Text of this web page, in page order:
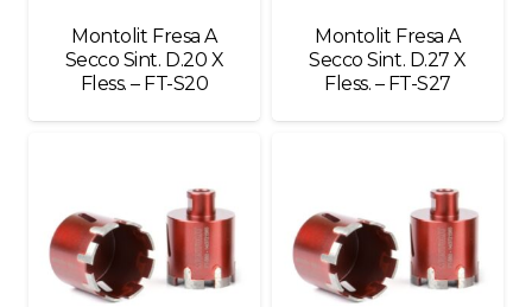
Montolit Fresa A
Secco Sint. D.20 X
Fless. – FT-S20
Montolit Fresa A
Secco Sint. D.27 X
Fless. – FT-S27